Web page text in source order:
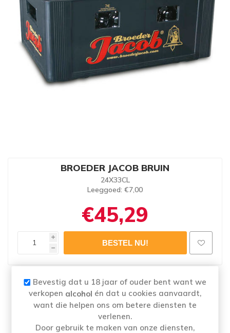
BROEDER JACOB BRUIN
24X33CL
Leeggoed: €7,00
€45,29
i
h
Naam: BROEDER JACOB BRUIN 24X33CL
Merk: BROEDER JACOB
Categorie: Bruine bieren
Alcoholpercentage
Bevestig dat u 18 jaar of ouder bent want we
verkopen alcohol én dat u cookies aanvaardt,
want die helpen ons om betere diensten te
verlenen.
Door gebruik te maken van onze diensten,